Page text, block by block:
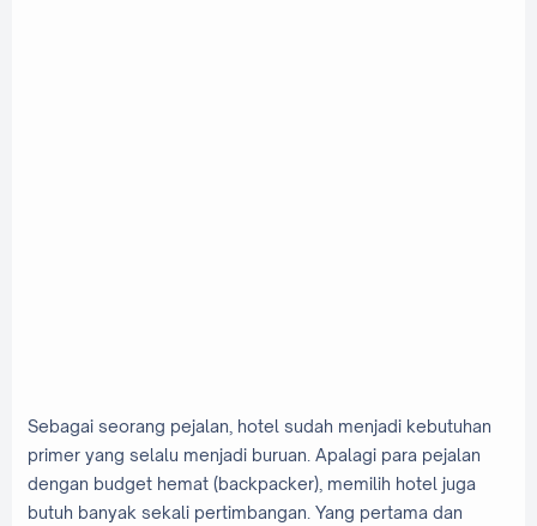
Sebagai seorang pejalan, hotel sudah menjadi kebutuhan
primer yang selalu menjadi buruan. Apalagi para pejalan
dengan budget hemat (backpacker), memilih hotel juga
butuh banyak sekali pertimbangan. Yang pertama dan